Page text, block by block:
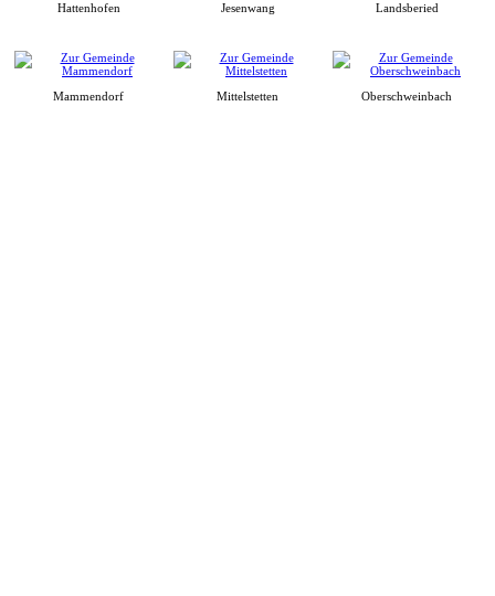
Hattenhofen Jesenwang Landsberied
Mammendorf Mittelstetten Oberschweinbach